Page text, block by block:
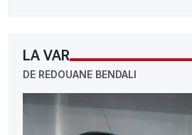
LA VAR
DE REDOUANE BENDALI